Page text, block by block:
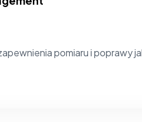
pomiaru i poprawy